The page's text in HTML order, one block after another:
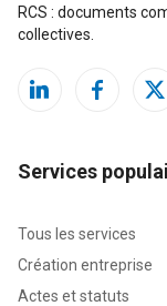
RCS : documents
collectives.
Services
Tous les services
Création entreprise
Actes et statuts